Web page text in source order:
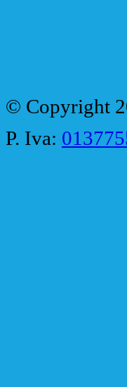
© Copyright
P. Iva: